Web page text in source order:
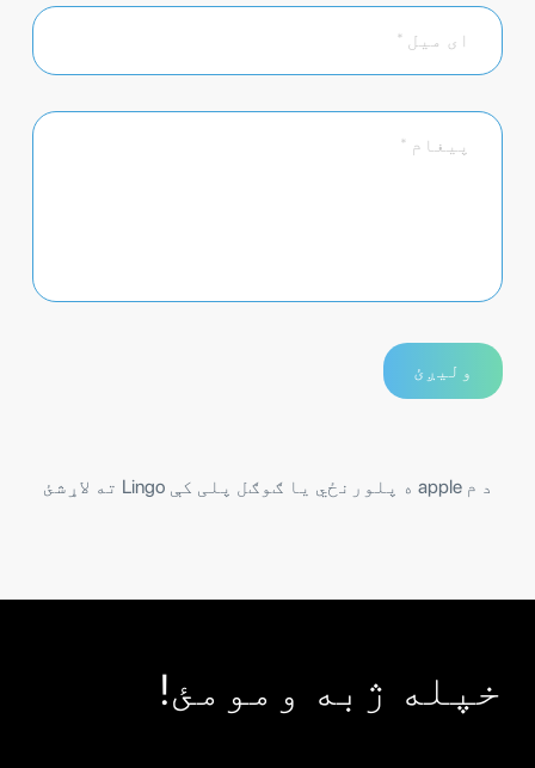
د م apple ه پلورنځي یا ګوګل پلی کې Lingo ته لاړشئ
خپله ژبه ومومئ!